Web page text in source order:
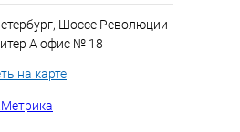
Шоссе Революции
А офис № 18
на карте